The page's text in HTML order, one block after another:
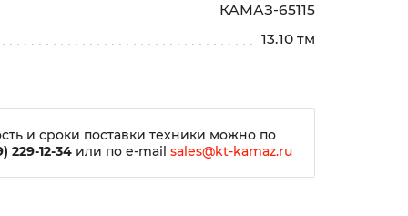
КАМАЗ-65115
13.10 тм
и сроки поставки техники можно по
229-12-34или по e-mail sales@kt-kamaz.ru